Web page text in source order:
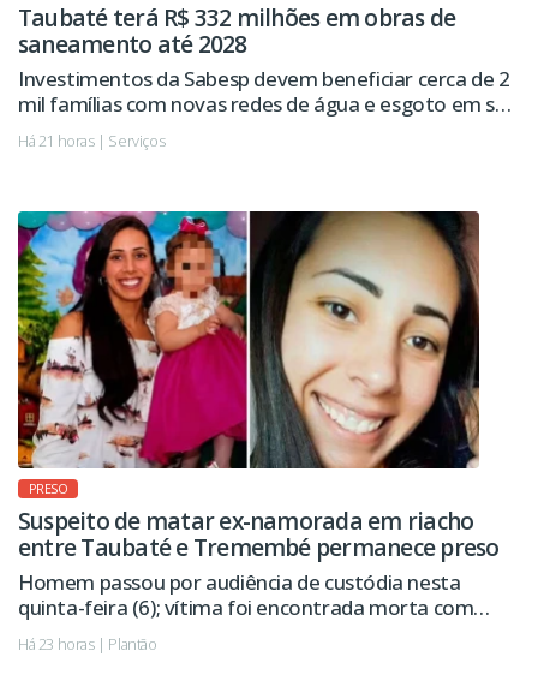
Taubaté terá R$ 332 milhões em obras de
saneamento até 2028
Investimentos da Sabesp devem beneficiar cerca de 2
mil famílias com novas redes de água e esgoto em seis
regiões da cidade.
Há 21 horas | Serviços
PRESO
Suspeito de matar ex-namorada em riacho
entre Taubaté e Tremembé permanece preso
Homem passou por audiência de custódia nesta
quinta-feira (6); vítima foi encontrada morta com
sinais de violência.
Há 23 horas | Plantão